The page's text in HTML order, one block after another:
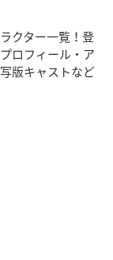
クター一覧！登
ロフィール・ア
版キャストなど